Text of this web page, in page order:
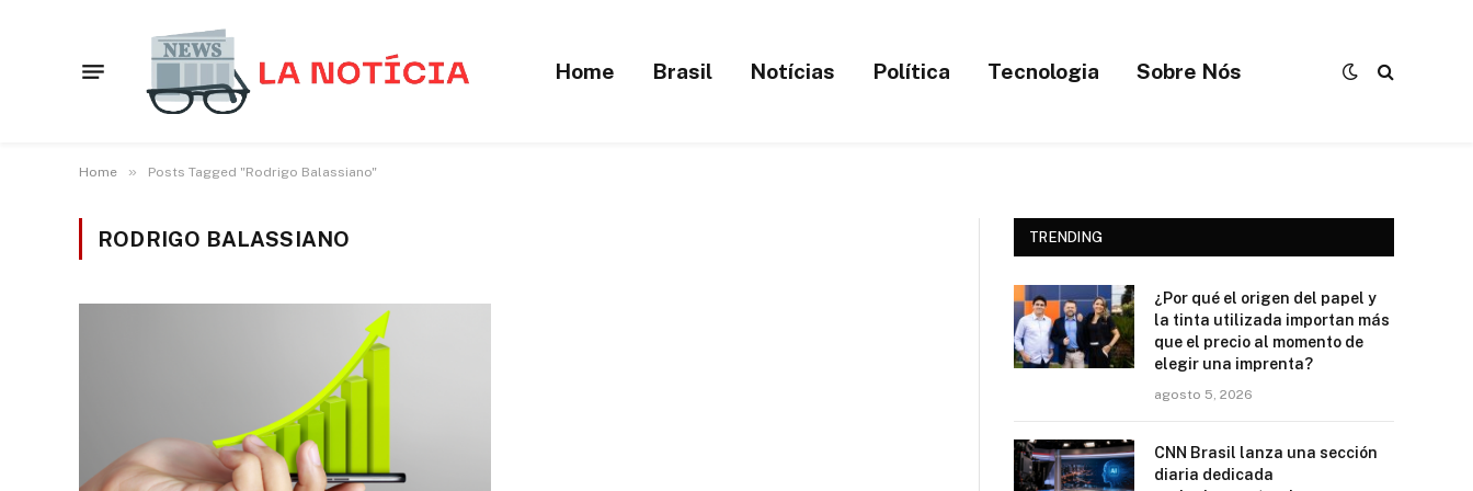
Home Brasil Notícias Política Tecnologia Sobre Nós
Home » Posts Tagged "Rodrigo Balassiano"
RODRIGO BALASSIANO TRENDING
¿Por qué el origen del papel y
la tinta utilizada importan más
que el precio al momento de
elegir una imprenta?
agosto 5, 2026
CNN Brasil lanza una sección
diaria dedicada